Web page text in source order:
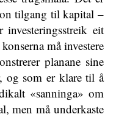
tilgang til kapital –
investeringsstreik eit
må investere
planane sine
og som er klare til å
«sanninga» om
men må underkaste